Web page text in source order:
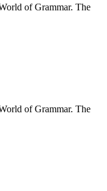
of Grammar. The
of Grammar. The